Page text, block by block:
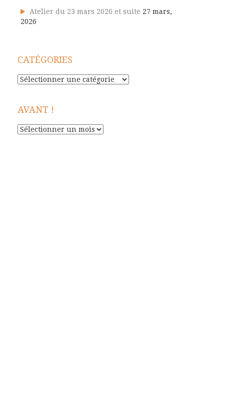
Atelier du 23 mars 2026 et suite 27 mars,
2026
CATÉGORIES
Catégories
AVANT !
Avant